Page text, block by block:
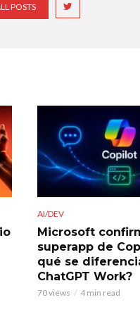
POSTS
AI/DEV
Microsoft
superapp de
qué se
ChatGPT Work?
70 views 4 min read